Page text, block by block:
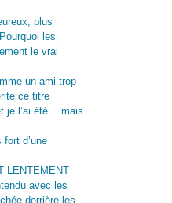
plus
les
le vrai
un ami trop
ce titre
je l’ai été… mais
d’une
LENTEMENT
avec les
derrière les